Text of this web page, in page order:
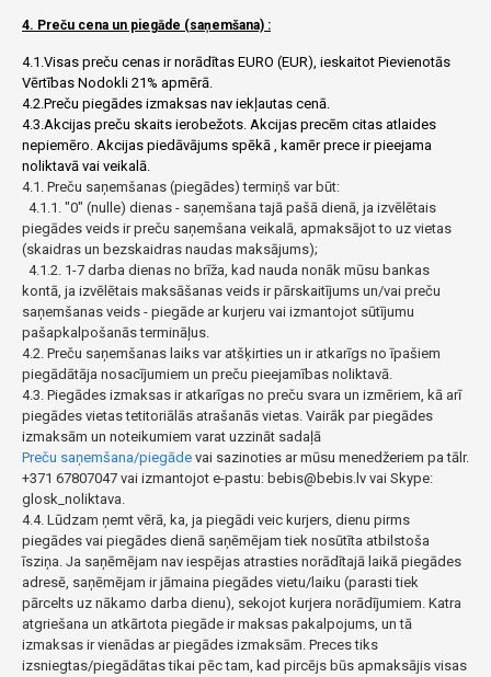
4. Preču cena un piegāde (saņemšana) :
4.1.Visas preču cenas ir norādītas EURO (EUR), ieskaitot Pievienotās
Vērtības Nodokli 21% apmērā.
4.2.Preču piegādes izmaksas nav iekļautas cenā.
4.3.Akcijas preču skaits ierobežots. Akcijas precēm citas atlaides
nepiemēro. Akcijas piedāvājums spēkā , kamēr prece ir pieejama
noliktavā vai veikalā.
4.1. Preču saņemšanas (piegādes) termiņš var būt:
4.1.1. "0" (nulle) dienas - saņemšana tajā pašā dienā, ja izvēlētais
piegādes veids ir preču saņemšana veikalā, apmaksājot to uz vietas
(skaidras un bezskaidras naudas maksājums);
4.1.2. 1-7 darba dienas no brīža, kad nauda nonāk mūsu bankas
kontā, ja izvēlētais maksāšanas veids ir pārskaitījums un/vai preču
saņemšanas veids - piegāde ar kurjeru vai izmantojot sūtījumu
pašapkalpošanās termināļus.
4.2. Preču saņemšanas laiks var atšķirties un ir atkarīgs no īpašiem
piegādātāja nosacījumiem un preču pieejamības noliktavā.
4.3. Piegādes izmaksas ir atkarīgas no preču svara un izmēriem, kā arī
piegādes vietas tetitoriālās atrašanās vietas. Vairāk par piegādes
izmaksām un noteikumiem varat uzzināt sadaļā
Preču saņemšana/piegāde vai sazinoties ar mūsu menedžeriem pa tālr.
+371 67807047 vai izmantojot e-pastu: bebis@bebis.lv vai Skype:
glosk_noliktava.
4.4. Lūdzam ņemt vērā, ka, ja piegādi veic kurjers, dienu pirms
piegādes vai piegādes dienā saņēmējam tiek nosūtīta atbilstoša
īsziņa. Ja saņēmējam nav iespējas atrasties norādītajā laikā piegādes
adresē, saņēmējam ir jāmaina piegādes vietu/laiku (parasti tiek
pārcelts uz nākamo darba dienu), sekojot kurjera norādījumiem. Katra
atgriešana un atkārtota piegāde ir maksas pakalpojums, un tā
izmaksas ir vienādas ar piegādes izmaksām. Preces tiks
izsniegtas/piegādātas tikai pēc tam, kad pircējs būs apmaksājis visas